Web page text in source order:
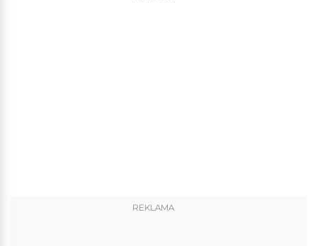
REKLAMA